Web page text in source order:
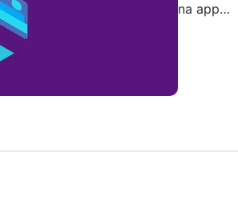
de una manera sencilla. Una app…